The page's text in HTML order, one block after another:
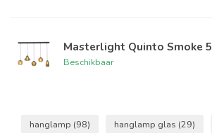
Masterlight Quinto Smoke 5
Beschikbaar
hanglamp (98) hanglamp glas (29)